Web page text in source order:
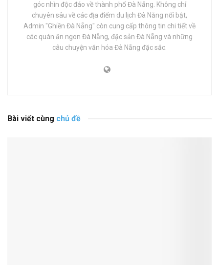
góc nhìn độc đáo về thành phố Đà Nẵng. Không chỉ
chuyên sâu về các địa điểm du lịch Đà Nẵng nổi bật,
Admin "Ghiền Đà Nẵng" còn cung cấp thông tin chi tiết về
các quán ăn ngon Đà Nẵng, đặc sản Đà Nẵng và những
câu chuyện văn hóa Đà Nẵng đặc sắc.
Bài viết cùng chủ đề